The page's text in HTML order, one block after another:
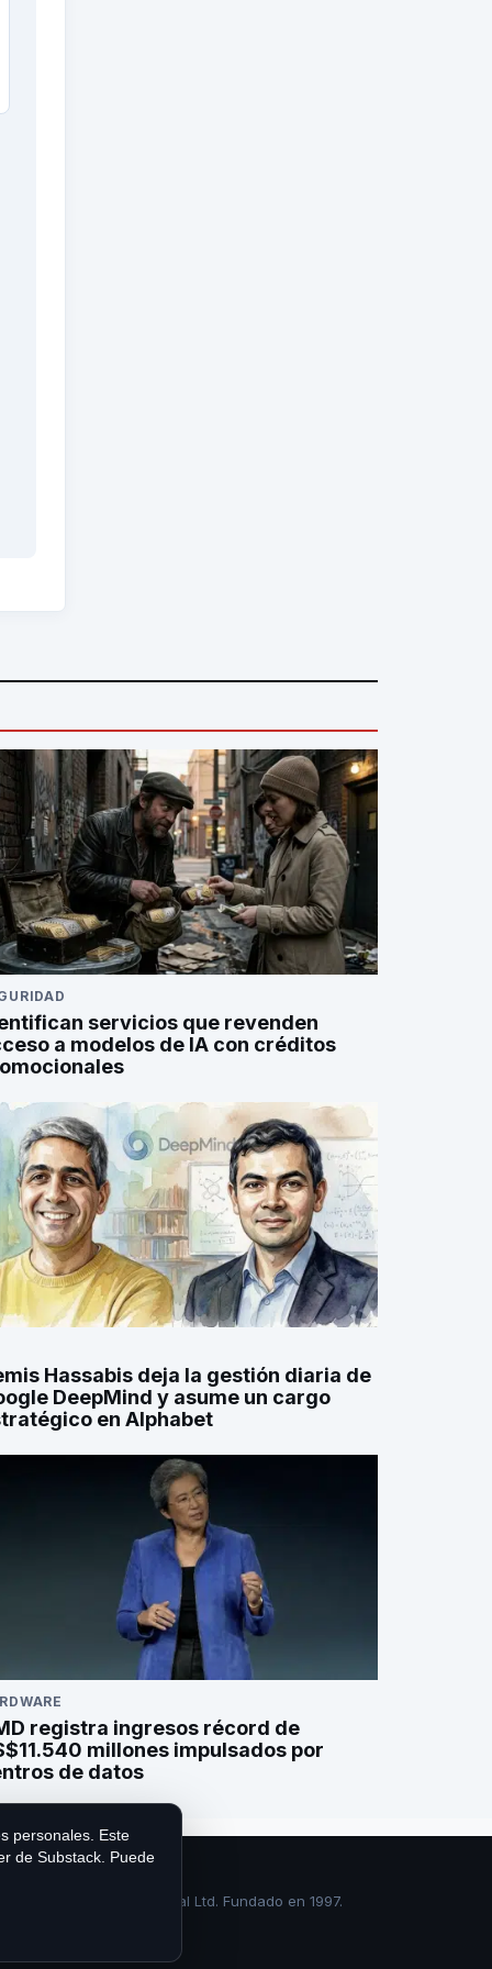
servicios que revenden
a modelos de IA con créditos
Hassabis deja la gestión diaria de
DeepMind y asume un cargo
en Alphabet
registra ingresos récord de
millones impulsados por
de datos
Publishing International Ltd. Fundado en 1997.
personales. Este
de Substack. Puede